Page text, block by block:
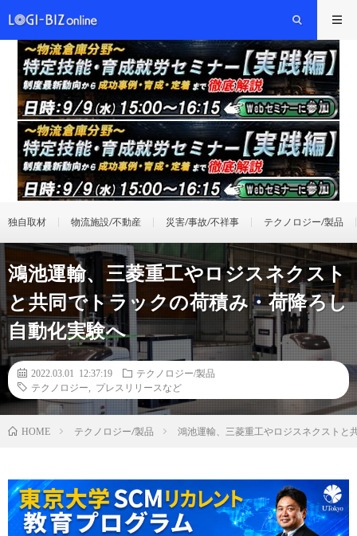
独自取材 物流施設/不動産 災害/事故/不祥事 テクノロジー/製品
鴻池運輸、三菱重工やロジスネクスト
と共同でトラックの荷積み・荷降ろし
自動化実験へ
2022.03.01 12:37:19
テクノロジー/製品
テクノロジー
プレスリリースなど
HOME テクノロジー/製品 鴻池運輸、三菱重工やロジスネクストと